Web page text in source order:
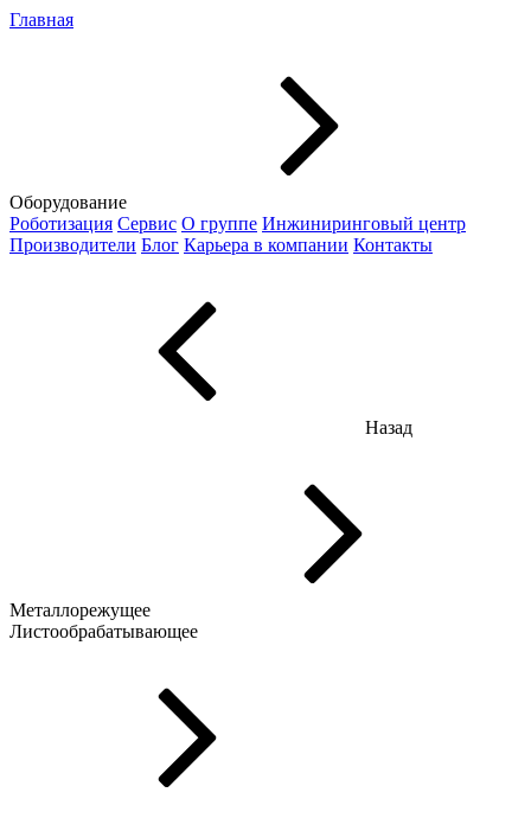
Главная
Оборудование
Роботизация Сервис О группе Инжиниринговый центр
Производители Блог Карьера в компании Контакты
Назад
Металлорежущее
Листообрабатывающее